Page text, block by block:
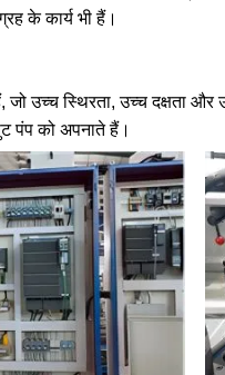
के कार्य भी हैं।
जो उच्च स्थिरता, उच्च दक्षता
पंप को अपनाते हैं।